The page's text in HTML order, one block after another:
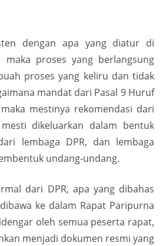
dengan apa yang diatur di
maka proses yang berlangsung
proses yang keliru dan tidak
mandat dari Pasal 9 Huruf
mestinya rekomendasi dari
dikeluarkan dalam bentuk
lembaga DPR, dan lembaga
undang-undang.
dari DPR, apa yang dibahas
ke dalam Rapat Paripurna
oleh semua peserta rapat,
menjadi dokumen resmi yang